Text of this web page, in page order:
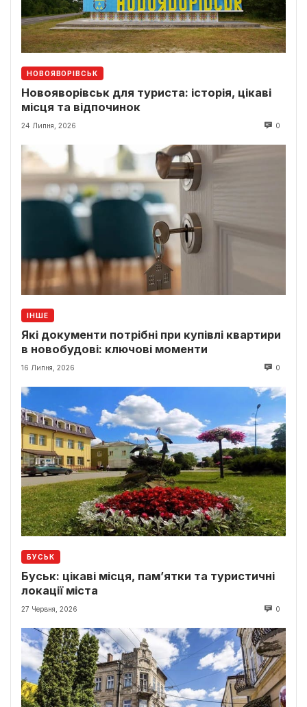
НОВОЯВОРІВСЬК
Новояворівськ для туриста: історія, цікаві
місця та відпочинок
24 Липня, 2026 0
ІНШЕ
Які документи потрібні при купівлі квартири
в новобудові: ключові моменти
16 Липня, 2026 0
БУСЬК
Буськ: цікаві місця, пам’ятки та туристичні
локації міста
27 Червня, 2026 0